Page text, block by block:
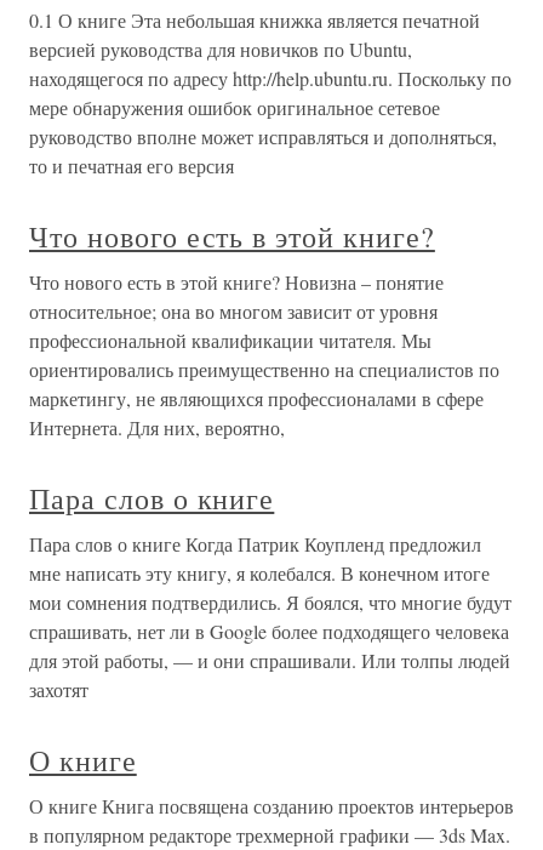
0.1 О книге Эта небольшая книжка является печатной
версией руководства для новичков по Ubuntu,
находящегося по адресу http://help.ubuntu.ru. Поскольку по
мере обнаружения ошибок оригинальное сетевое
руководство вполне может исправляться и дополняться,
то и печатная его версия
Что нового есть в этой книге?
Что нового есть в этой книге? Новизна – понятие
относительное; она во многом зависит от уровня
профессиональной квалификации читателя. Мы
ориентировались преимущественно на специалистов по
маркетингу, не являющихся профессионалами в сфере
Интернета. Для них, вероятно,
Пара слов о книге
Пара слов о книге Когда Патрик Коупленд предложил
мне написать эту книгу, я колебался. В конечном итоге
мои сомнения подтвердились. Я боялся, что многие будут
спрашивать, нет ли в Google более подходящего человека
для этой работы, — и они спрашивали. Или толпы людей
захотят
О книге
О книге Книга посвящена созданию проектов интерьеров
в популярном редакторе трехмерной графики — 3ds Max.